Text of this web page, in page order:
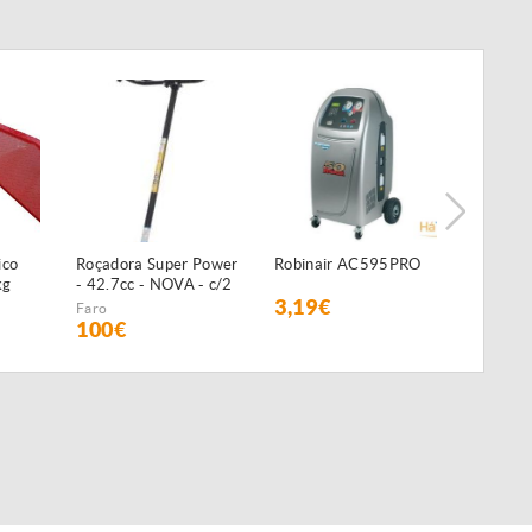
Roçadora Super Power
- 42.7cc - NOVA - c/2
anos de GARANTIA
Faro
100€
Robinair AC595PRO
3,19€